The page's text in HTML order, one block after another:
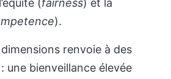
(fairness) et la
).
renvoie à des
une bienveillance élevée